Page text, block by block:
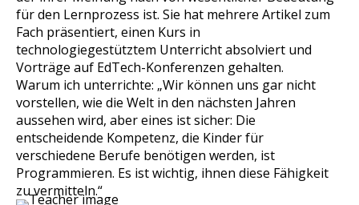
für den Lernprozess ist. Sie hat mehrere Artikel zum
Fach präsentiert, einen Kurs in
technologiegestütztem Unterricht absolviert und
Vorträge auf EdTech-Konferenzen gehalten.
Warum ich unterrichte: „Wir können uns gar nicht
vorstellen, wie die Welt in den nächsten Jahren
aussehen wird, aber eines ist sicher: Die
entscheidende Kompetenz, die Kinder für
verschiedene Berufe benötigen werden, ist
Programmieren. Es ist wichtig, ihnen diese Fähigkeit
zu vermitteln.“